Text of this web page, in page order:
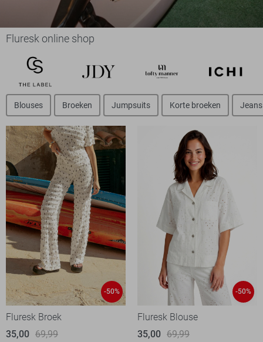
Fluresk online shop
Blouses Broeken Jumpsuits Korte broeken Jeans
-50%
Fluresk Broek
35,00 69,99
-50%
Fluresk Blouse
35,00 69,99